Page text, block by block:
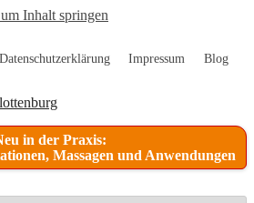
Inhalt springen
Datenschutzerklärung Impressum Blog
in der Praxis:
Massagen und Anwendungen